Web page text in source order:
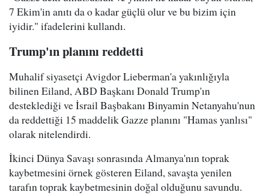
7 Ekim'in anıtı da o kadar güçlü olur ve bu bizim için
iyidir." ifadelerini kullandı.
Trump'ın planını reddetti
Muhalif siyasetçi Avigdor Lieberman'a yakınlığıyla
bilinen Eiland, ABD Başkanı Donald Trump'ın
desteklediği ve İsrail Başbakanı Binyamin Netanyahu'nun
da reddettiği 15 maddelik Gazze planını "Hamas yanlısı"
olarak nitelendirdi.
İkinci Dünya Savaşı sonrasında Almanya'nın toprak
kaybetmesini örnek gösteren Eiland, savaşta yenilen
tarafın toprak kaybetmesinin doğal olduğunu savundu.